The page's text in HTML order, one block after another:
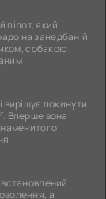
пілот, який
на занедбаній
собакою
вирішує покинути
Вперше вона
а